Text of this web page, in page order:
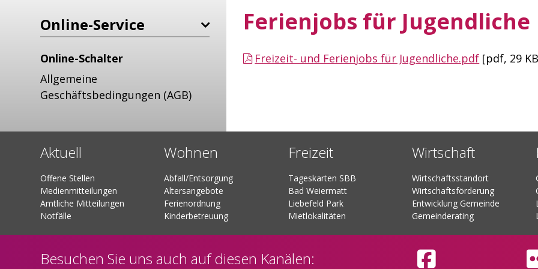
Online-Service
Online-Schalter
Allgemeine
Geschäftsbedingungen (AGB)
Ferienjobs für Jugendliche
Freizeit- und Ferienjobs für Jugendliche.pdf [pdf, 29
Aktuell
Offene Stellen
Medienmitteilungen
Amtliche Mitteilungen
Notfälle
Wohnen
Abfall/Entsorgung
Altersangebote
Ferienordnung
Kinderbetreuung
Freizeit
Tageskarten SBB
Bad Weiermatt
Liebefeld Park
Mietlokalitäten
Wirtschaft
Wirtschaftsstandort
Wirtschaftsförderung
Entwicklung Gemeinde
Gemeinderating
Besuchen Sie uns auch aufdiesen Kanälen: in